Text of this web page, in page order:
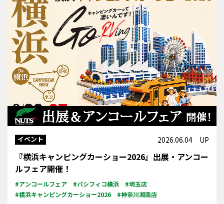
イベント 2026.06.04 UP
『横浜キャンピングカーショー2026』出展・アンコー
ルフェア開催！
#アンコールフェア #パシフィコ横浜
#埼玉店
#横浜キャンピングカーショー2026
#神奈川湘南店